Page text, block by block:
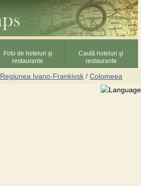
Foto de hoteluri şi
restaurante
Caută hoteluri şi
restaurante
Regiunea Ivano-Frankivsk / Colomeea